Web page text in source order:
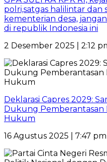
polri,satgas halilintar dan
kementerian desa,
di republik Indonesia ini
2 Desember 2025 | 2:12
Deklarasi Capres 2029:
Dukung Pemberantasan
Hukum
16 Agustus 2025 | 7:47